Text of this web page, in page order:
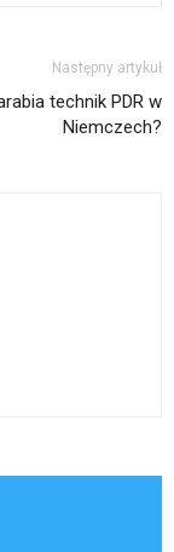
Następny artykuł
technik PDR w
Niemczech?